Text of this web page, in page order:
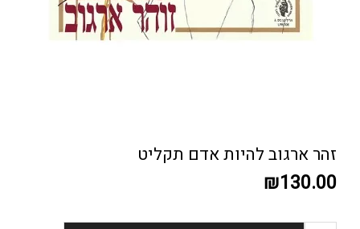
זהר ארגוב להיות אדם תקליט
₪130.00